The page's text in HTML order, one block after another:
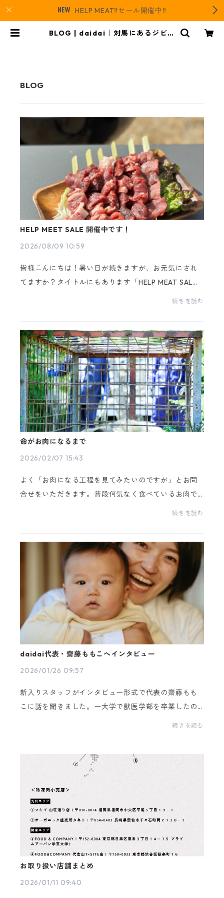
HELP MEAT‼️セール開催中‼️
BLOG | daidai｜対馬にあるジビエ
HELP MEET SALE 開催中です！
2026/08/09 10:59
皆様こんにちは！暑い日が続きますが、お元気にされ
てますか？タイトルにもあります「HELP MEAT SAL
E」ですが、先月より開始いたしました。猪の被害が多
続きを読む
命がお肉になるまで
2026/02/07 15:43
よく「お肉になる工程を見てみたいのですが」とお問
合せをいただきます。普段何気なく食べているお肉で
すが、実際にお肉になる過程を見たことがある方はど
続きを読む
daidai代表・齋藤ももこへインタビュー
2026/01/26 09:57
新入りスタッフがインタビュー形式で代表の齋藤もも
こに話を聞きました。ー大学で獣医学部を卒業したの
続きを読む
お取り扱い店舗まとめ
2026/01/11 09:40